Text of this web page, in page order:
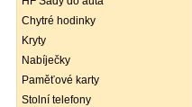
Chytré hodinky
Kryty
Nabíječky
Paměťové karty
Stolní telefony